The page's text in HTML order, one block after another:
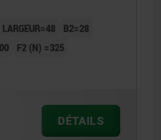
LARGEUR=48
B2=28
F2 (N) =325
DÉTAILS